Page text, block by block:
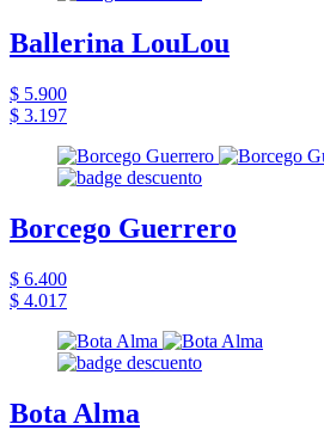
Ballerina LouLou
$ 5.900
$ 3.197
Borcego Guerrero
$ 6.400
$ 4.017
Bota Alma